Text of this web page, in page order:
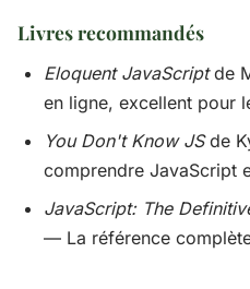
Livres recommandés
Eloquent JavaScriptde
en ligne, excellent pour
You Don't Know JSde
comprendre JavaScript
JavaScript: The
— La référence